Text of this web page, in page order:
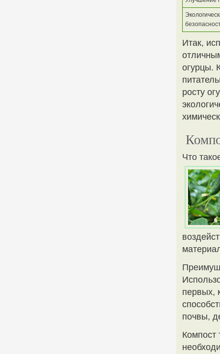
Итак,
огурцы.
росту
Что
первых,
почвы,
Компост